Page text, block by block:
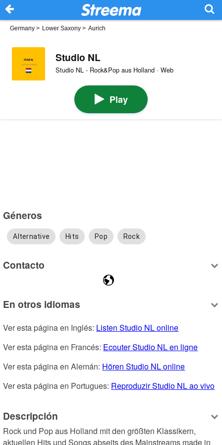
Germany > Lower Saxony > Aurich
Studio NL
Studio NL - Rock&Pop aus Holland · Web
Play
Géneros
Alternative Hits Pop Rock
Contacto
En otros idiomas
Ver esta página en Inglés: Listen Studio NL online
Ver esta página en Francés: Ecouter Studio NL en ligne
Ver esta página en Alemán: Hören Studio NL online
Ver esta página en Portugues: Reproduzir Studio NL ao vivo
Descripción
Rock und Pop aus Holland mit den größten Klassikern,
aktuellen Hits und Songs abseits des Mainstreams made in